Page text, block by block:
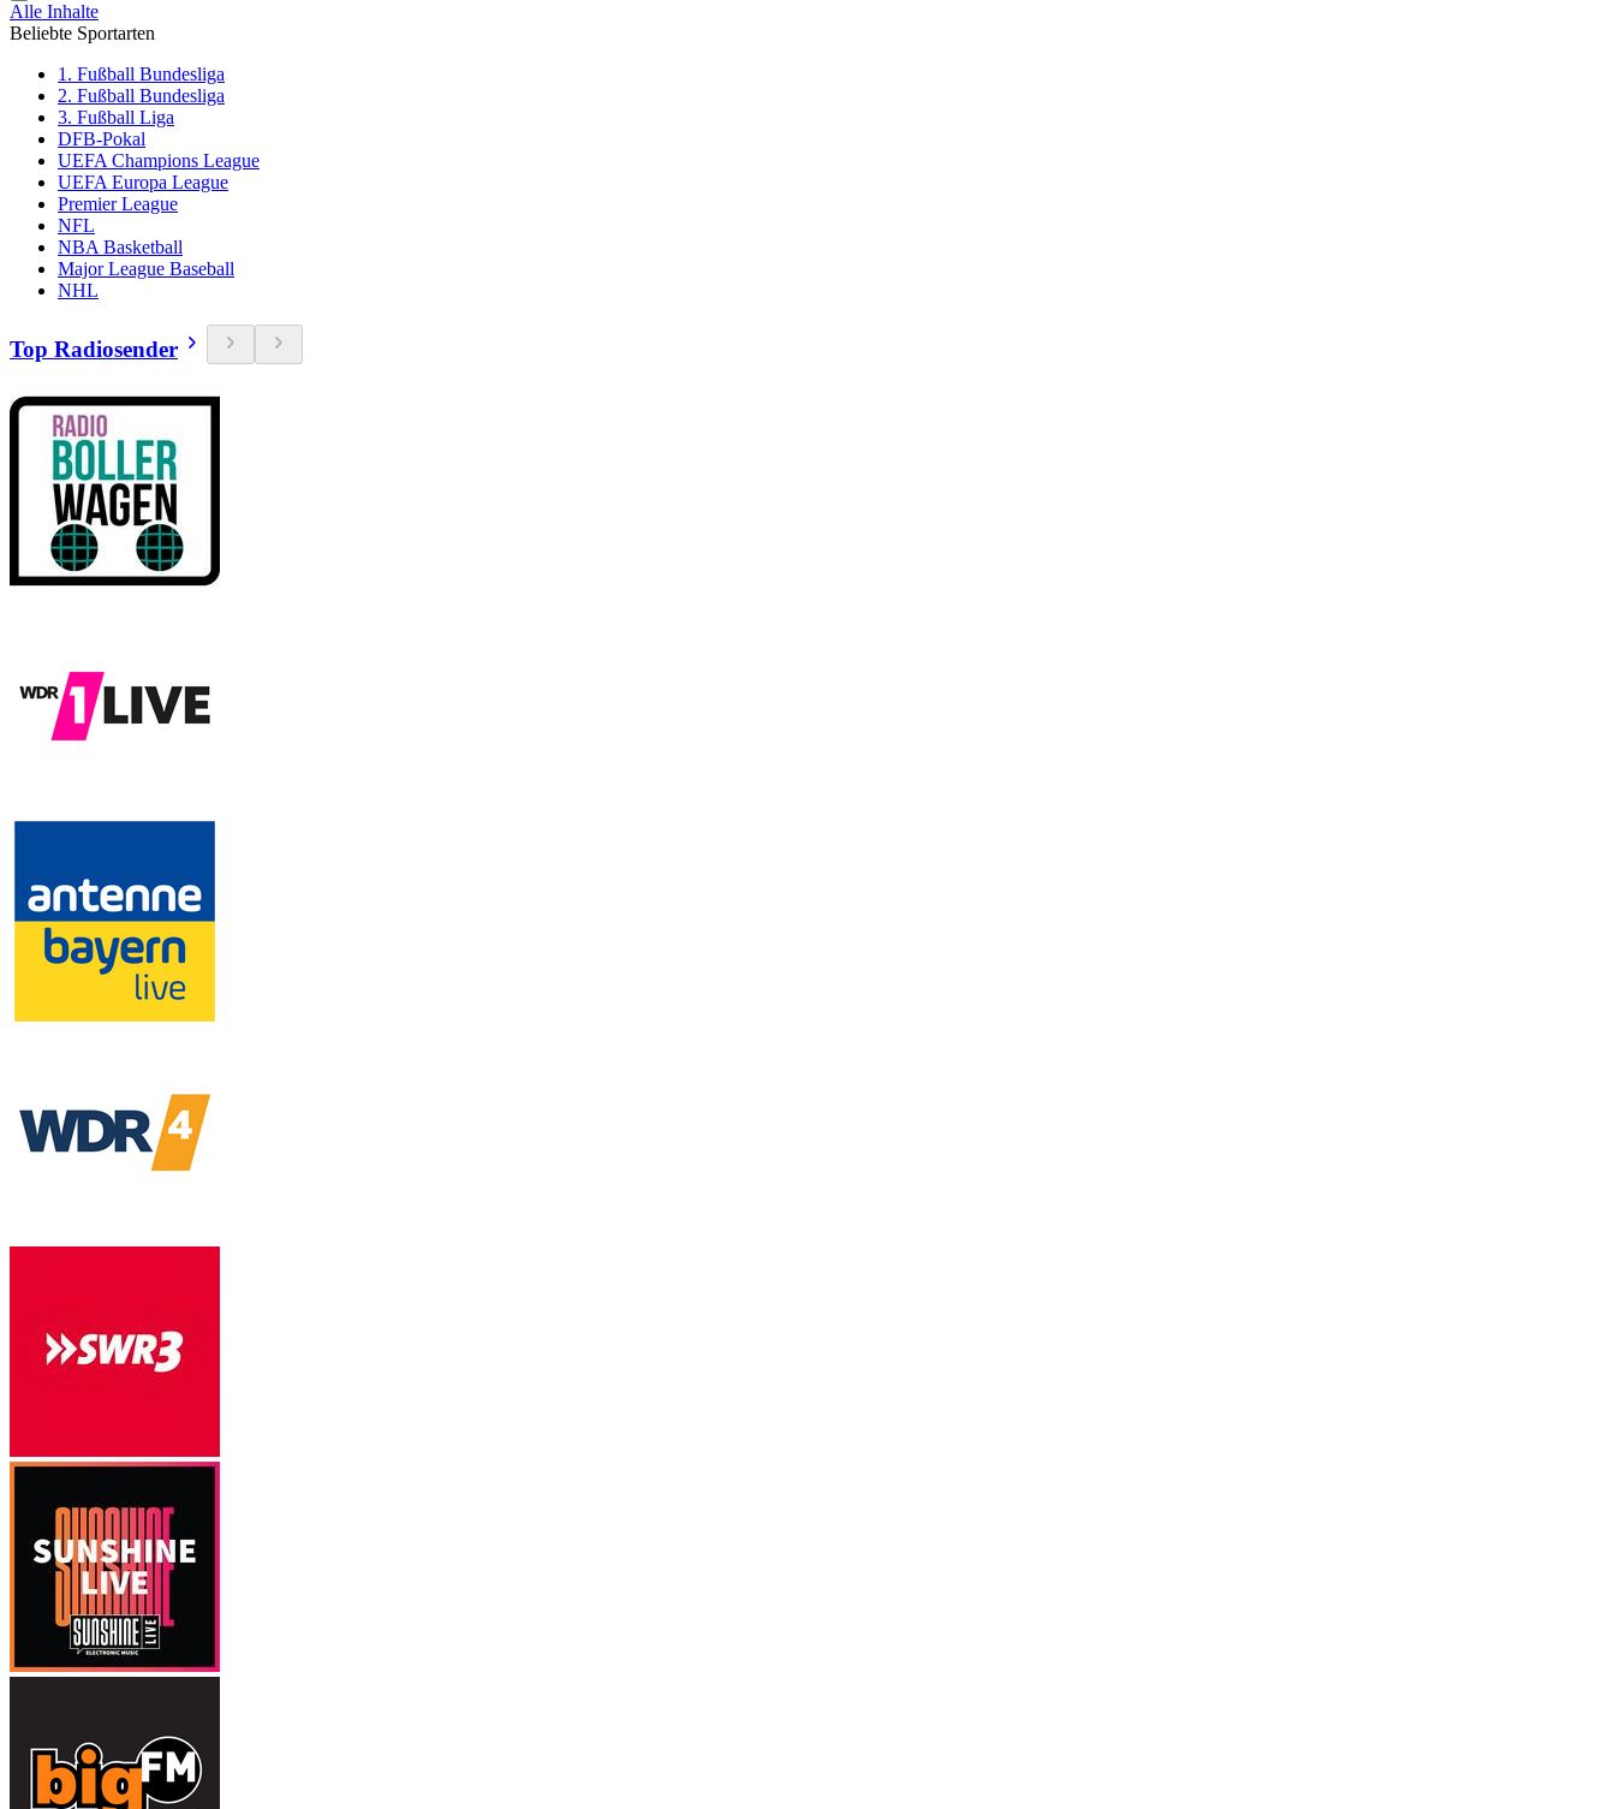
Alle Inhalte
Beliebte Sportarten
1. Fußball Bundesliga
2. Fußball Bundesliga
3. Fußball Liga
DFB-Pokal
UEFA Champions League
UEFA Europa League
Premier League
NFL
NBA Basketball
Major League Baseball
NHL
Top Radiosender